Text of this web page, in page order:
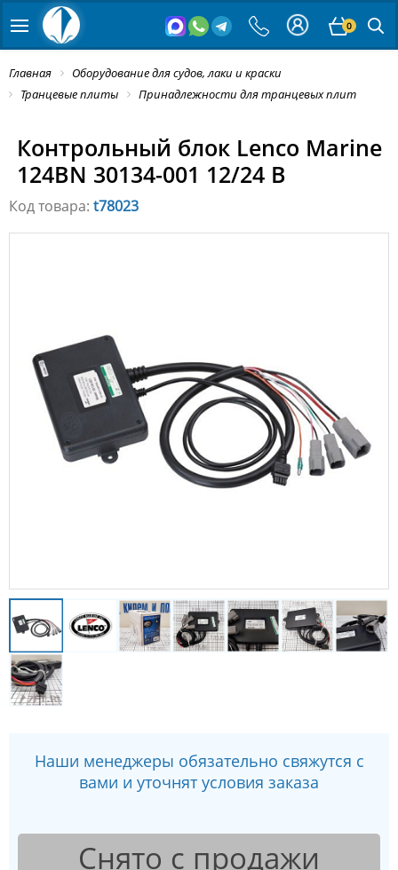
0
Главная
Оборудование для судов, лаки и краски
Транцевые плиты
Принадлежности для транцевых плит
Контрольный блок Lenco Marine
124BN 30134-001 12/24 В
Код товара: t78023
Наши менеджеры обязательно свяжутся с
вами и уточнят условия заказа
Снято с продажи